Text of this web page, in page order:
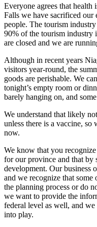
Everyone agrees that
Falls we have sacrificed our
people. The tourism
90% of the tourism industry
are closed and we are
Although in recent years
visitors year-round, the
goods are perishable. We
tonight’s empty room or
barely hanging on, and
We understand that likely
unless there is a vaccine,
now.
We know that you
for our province and that by
development. Our
and we recognize that some
the planning process or do
we want to provide the
federal level as well, and we
into play.